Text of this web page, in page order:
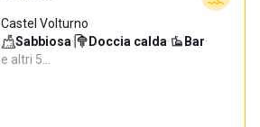
Castel Volturno
Sabbiosa· Doccia calda· Bar·
e altri 5…